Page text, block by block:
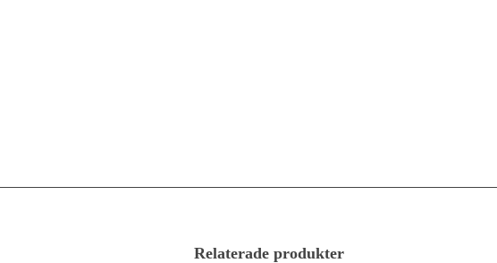
Relaterade produkter